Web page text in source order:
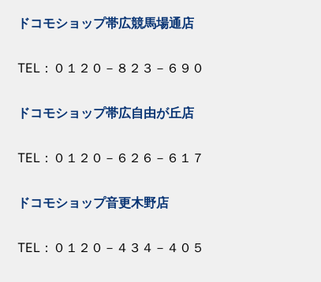
ドコモショップ帯広競馬場通店
TEL：０１２０－８２３－６９０
ドコモショップ帯広自由が丘店
TEL：０１２０－６２６－６１７
ドコモショップ音更木野店
TEL：０１２０－４３４－４０５